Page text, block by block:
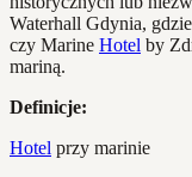
Waterhall Gdynia,
czy Marine Hotel by
mariną.
Definicje:
Hotel przy marinie